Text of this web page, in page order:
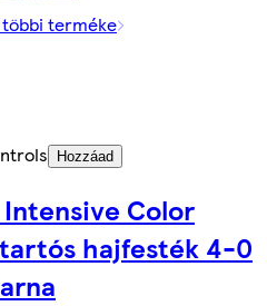
terméke
Hozzáad
Color
hajfesték 4-0